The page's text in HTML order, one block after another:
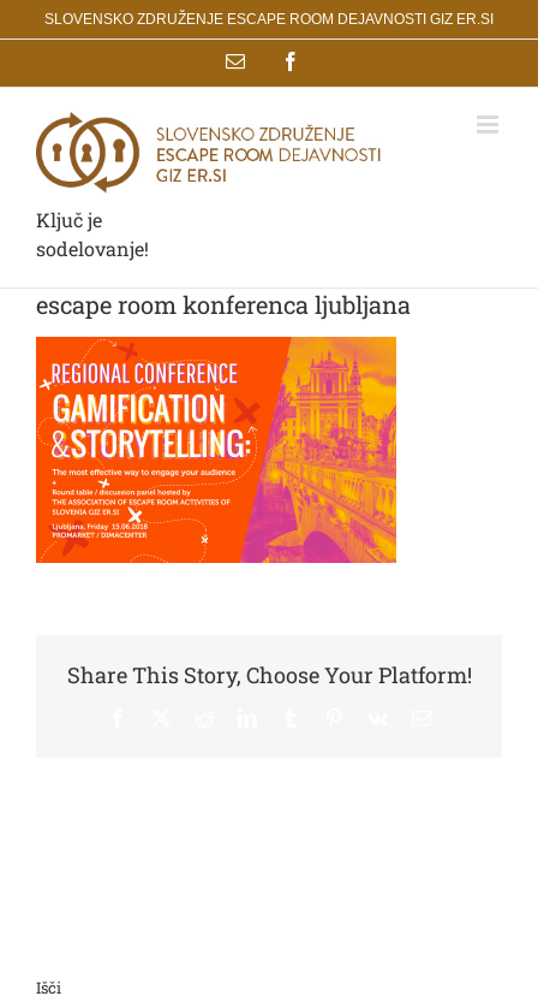
to
SLOVENSKO ZDRUŽENJE ESCAPE ROOM DEJAVNOSTI GIZ ER.SI
Email
Ključ je
sodelovanje!
escape room konferenca ljubljana
Share This Story, Choose Your Platform!
Išči